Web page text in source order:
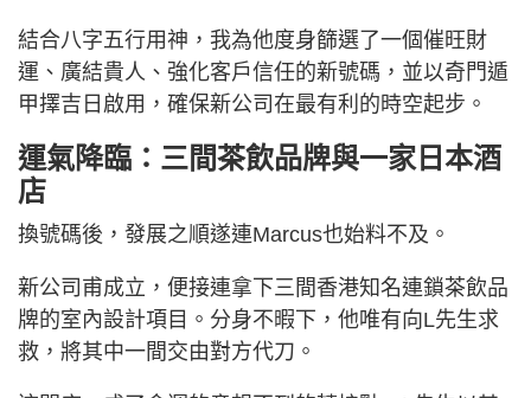
結合八字五行用神，我為他度身篩選了一個催旺財
運、廣結貴人、強化客戶信任的新號碼，並以奇門遁
甲擇吉日啟用，確保新公司在最有利的時空起步。
運氣降臨：三間茶飲品牌與一家日本酒
店
換號碼後，發展之順遂連Marcus也始料不及。
新公司甫成立，便接連拿下三間香港知名連鎖茶飲品
牌的室內設計項目。分身不暇下，他唯有向L先生求
救，將其中一間交由對方代刀。